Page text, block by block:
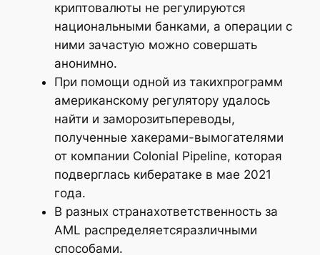
криптовалюты не регулируются
национальными банками, а операции с
ними зачастую можно совершать
анонимно.
При помощи одной из такихпрограмм
американскому регулятору удалось
найти и заморозитьпереводы,
полученные хакерами-вымогателями
от компании Colonial Pipeline, которая
подверглась кибератаке в мае 2021
года.
В разных странахответственность за
AML распределяетсяразличными
способами.